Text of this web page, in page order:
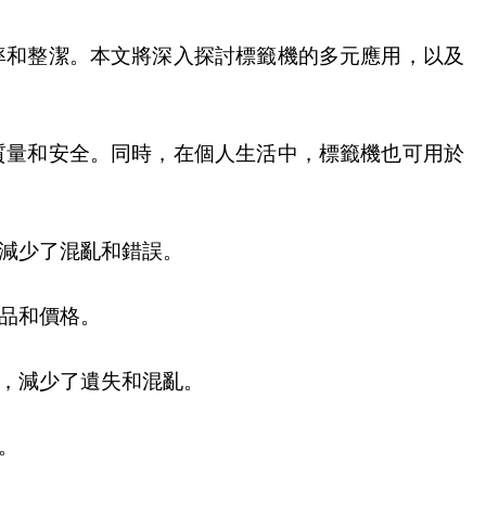
整潔。本文將深入探討標籤機的多元應用，以及
和安全。同時，在個人生活中，標籤機也可用於
少了混亂和錯誤。
和價格。
減少了遺失和混亂。